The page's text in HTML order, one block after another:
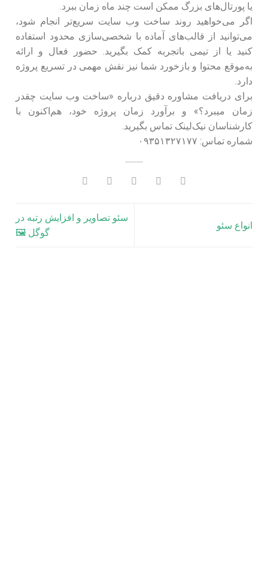
یا پورتال‌های بزرگ ممکن است چند ماه زمان ببرد.
اگر می‌خواهید روند ساخت وب سایت سریع‌تر انجام شود،
می‌توانید از قالب‌های آماده با شخصی‌سازی محدود استفاده
کنید یا از تیمی باتجربه کمک بگیرید. حضور فعال و ارائه
به‌موقع محتوا و بازخورد شما نیز نقش مهمی در تسریع پروژه
دارد.
برای دریافت مشاوره دقیق درباره «ساخت وب سایت چقدر
زمان میبرد؟» و برآورد زمان پروژه خود، هم‌اکنون با
کارشناسان نیک‌لینک تماس بگیرید.
شماره تماس: ۰۹۳۵۱۳۲۷۱۷۷
انواع سئو
سئو تصاویر و افزایش رتبه در
گوگل 🖼️